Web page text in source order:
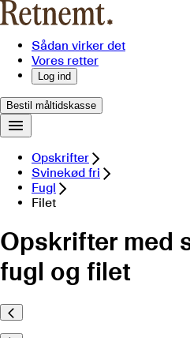
Sådan virker det
Vores retter
Log ind
Bestil måltidskasse
Opskrifter
Svinekød fri
Fugl
Filet
Opskrifter med
fugl og filet